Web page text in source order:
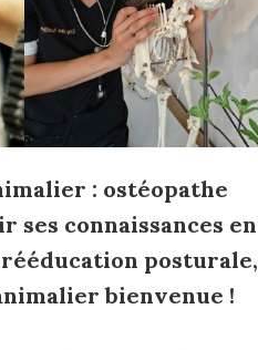
: ostéopathe
connaissances en
posturale,
bienvenue !